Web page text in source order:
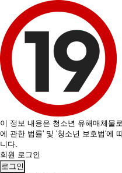
이 정보 내용은 청소년 유해매체물
에 관한 법률' 및 '청소년 보호법'에
니다.
회원 로그인
로그인